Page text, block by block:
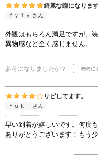
綺麗な瞳になりま
ｆｙｆｙ さん
外観はもちろん満足ですが、
異物感など全く感じません。
参考になりましたか？
リピしてます。
Ｙｕｋｉ さん
早い到着が嬉しいです。何度
ありがとうございます！もう